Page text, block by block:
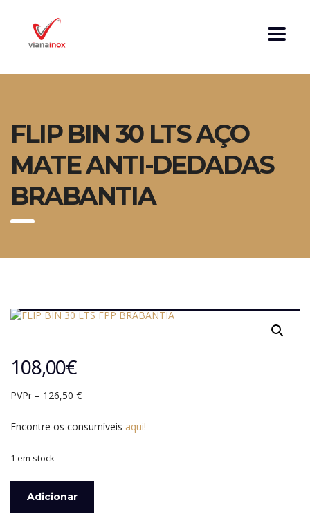
FLIP BIN 30 LTS AÇO
MATE ANTI-DEDADAS
BRABANTIA
108,00€
PVPr – 126,50 €
Encontre os consumíveis aqui!
1 em stock
FLIP
Adicionar